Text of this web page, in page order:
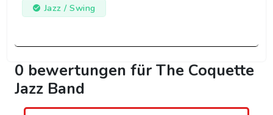
Jazz / Swing
0 bewertungen für The Coquette
Jazz Band